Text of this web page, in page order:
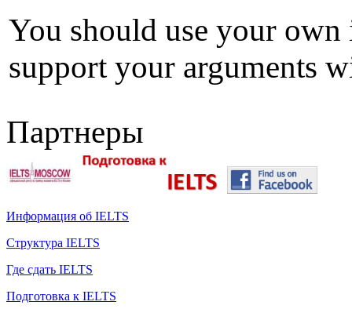
You should use your own
support your arguments
Партнеры
Информация об IELTS
Структура IELTS
Где сдать IELTS
Подготовка к IELTS